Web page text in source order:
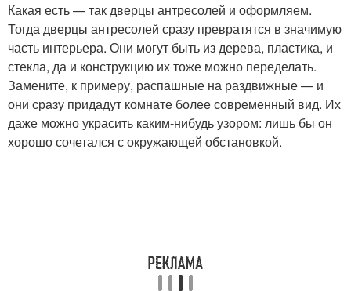
Какая есть — так дверцы антресолей и оформляем.
Тогда дверцы антресолей сразу превратятся в значимую
часть интерьера. Они могут быть из дерева, пластика, и
стекла, да и конструкцию их тоже можно переделать.
Замените, к примеру, распашные на раздвижные — и
они сразу придадут комнате более современный вид. Их
даже можно украсить каким-нибудь узором: лишь бы он
хорошо сочетался с окружающей обстановкой.